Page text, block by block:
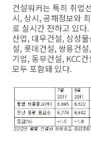
건설워커는 특히 취업
시, 상시, 공채정보와
로 실시간 전하고 있다
산업, 대우건설, 삼성
설, 롯데건설, 쌍용건
기업, 동부건설, KCC
모두 포함돼 있다.